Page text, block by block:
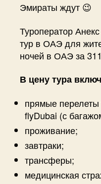
Эмираты ждут 😉
Туроператор
тур в ОАЭ для
ночей в ОАЭ за
В цену тура
прямые перелеты
flyDubai (с
проживание;
завтраки;
трансферы;
медицинская